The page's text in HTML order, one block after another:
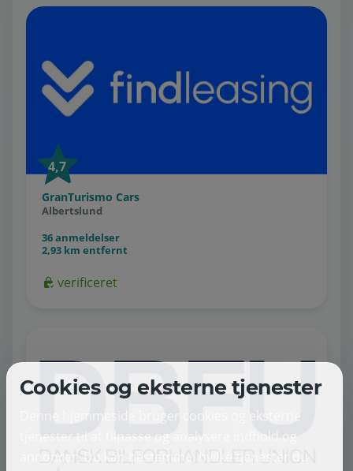
4,7
GranTurismo Cars
Albertslund
36 anmeldelser
2,93 km entfernt
verificeret
Cookies og eksterne tjenester
tjenester til at tilpasse og analysere indhold og
annoncer. Du kan bestemme, hvilke tjenester du